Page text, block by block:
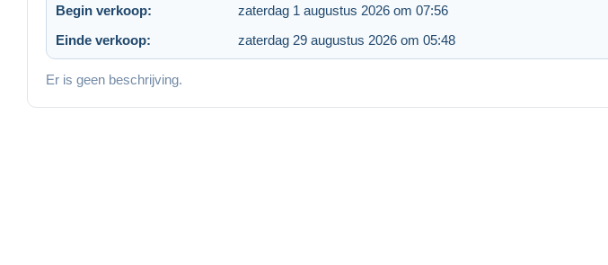
Begin verkoop: zaterdag 1 augustus 2026 om 07:56
Einde verkoop:
zaterdag 29 augustus 2026 om 05:48
Er is geen beschrijving.